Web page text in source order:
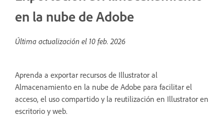
en la nube de Adobe
Última actualización el 10 feb. 2026
Aprenda a exportar recursos de Illustrator al
Almacenamiento en la nube de Adobe para facilitar el
acceso, el uso compartido y la reutilización en Illustrator en
escritorio y web.